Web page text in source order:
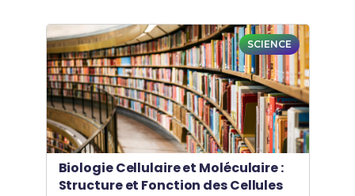
SCIENCE
Biologie Cellulaire et Moléculaire :
Structure et Fonction des Cellules